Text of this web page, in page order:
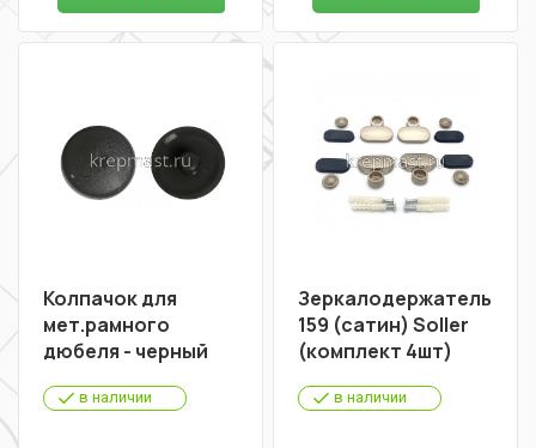
Колпачок для
мет.рамного
дюбеля - черный
в наличии
Зеркалодержатель
159 (сатин) Soller
(комплект 4шт)
в наличии